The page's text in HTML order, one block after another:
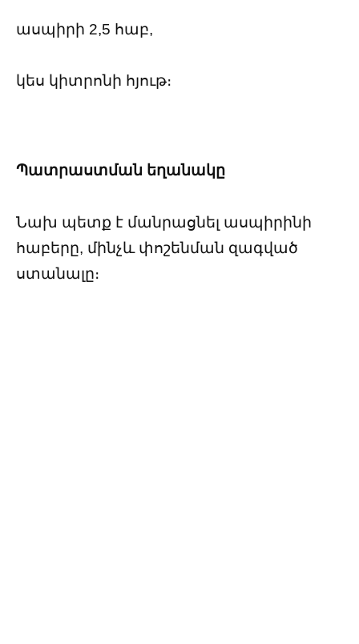
ասպիրի 2,5 հաբ,
կես կիտրոնի հյութ։
Պատրաստման եղանակը
Նախ պետք է մանրացնել ասպիրինի
հաբերը, մինչև փոշենման զագված
ստանալը։